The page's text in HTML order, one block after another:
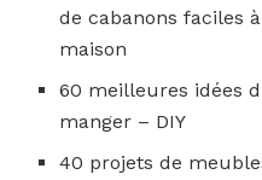
de cabanons faciles
maison
60 meilleures idées
manger – DIY
40 projets de